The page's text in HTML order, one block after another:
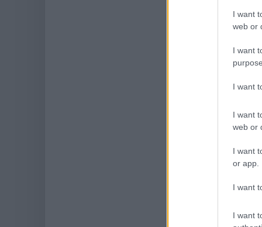
I want
web or
I want
I want
I want
web or
I want
or app.
I want
I want